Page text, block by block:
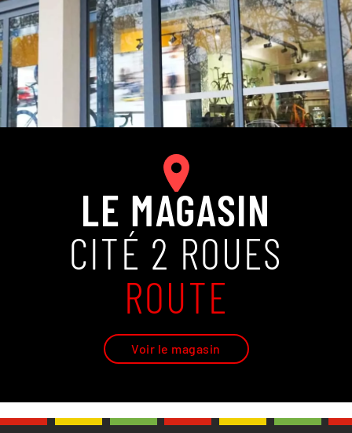
LE MAGASIN
CITÉ 2 ROUES
ROUTE
Voir le magasin